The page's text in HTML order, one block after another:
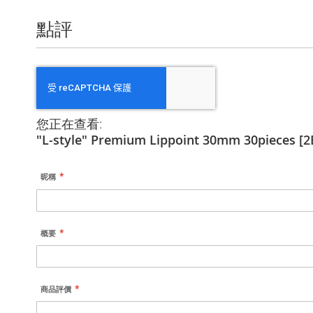
點評
您正在查看:
"L-style" Premium Lippoint 30mm 30pieces
昵稱
概要
商品評價